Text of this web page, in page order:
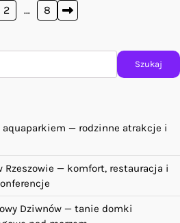
2 … 8
Szukaj
aquaparkiem — rodzinne atrakcje i
Rzeszowie — komfort, restauracja i
Dziwnów — tanie domki